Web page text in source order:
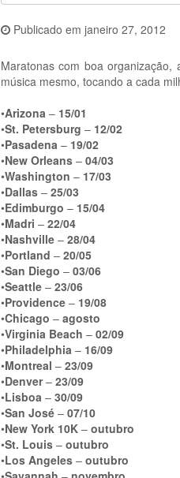
Publicado em janeiro 27, 2012
Maratonas com boa
música mesmo, tocando a cada
•Arizona – 15/01
•St. Petersburg – 12/02
•Pasadena – 19/02
•New Orleans – 04/03
•Washington – 17/03
•Dallas – 25/03
•Edimburgo – 15/04
•Madri – 22/04
•Nashville – 28/04
•Portland – 20/05
•San Diego – 03/06
•Seattle – 23/06
•Providence – 19/08
•Chicago – agosto
•Virginia Beach – 02/09
•Philadelphia – 16/09
•Montreal – 23/09
•Denver– 23/09
•Lisboa – 30/09
•San José – 07/10
•New York 10K – outubro
•St. Louis – outubro
•Los Angeles – outubro